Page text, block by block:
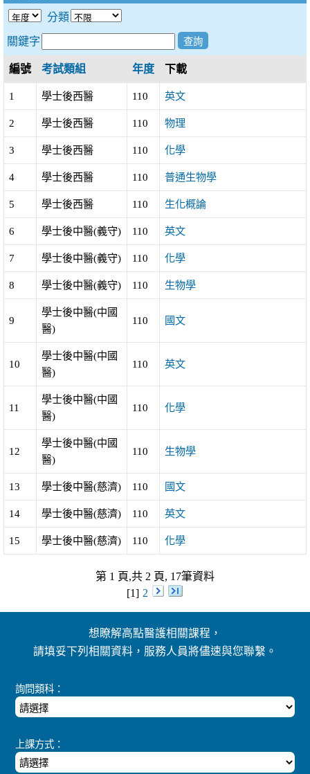
分類
關鍵字
編號 考試類組 年度 下載
1 學士後西醫 110 英文
2 學士後西醫 110 物理
3 學士後西醫 110 化學
4 學士後西醫 110 普通生物學
5 學士後西醫 110 生化概論
6 學士後中醫(義守) 110 英文
7 學士後中醫(義守) 110 化學
8 學士後中醫(義守) 110 生物學
9
學士後中醫(中國
醫)
110 國文
10
學士後中醫(中國
醫)
110 英文
11
學士後中醫(中國
醫)
110 化學
12
學士後中醫(中國
醫)
110 生物學
13 學士後中醫(慈濟) 110 國文
14 學士後中醫(慈濟) 110 英文
15 學士後中醫(慈濟) 110 化學
第 1 頁,共 2 頁, 17筆資料
[1] 2
想瞭解高點醫護相關課程，
請填妥下列相關資料，服務人員將儘速與您聯繫。
詢問類科：
上課方式：